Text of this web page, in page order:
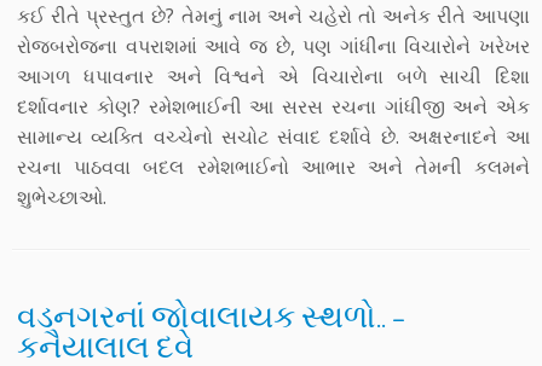
કઈ રીતે પ્રસ્તુત છે? તેમનું નામ અને ચહેરો તો અનેક રીતે આપણા
રોજબરોજના વપરાશમાં આવે જ છે, પણ ગાંધીના વિચારોને ખરેખર
આગળ ધપાવનાર અને વિશ્વને એ વિચારોના બળે સાચી દિશા
દર્શાવનાર કોણ? રમેશભાઈની આ સરસ રચના ગાંધીજી અને એક
સામાન્ય વ્યક્તિ વચ્ચેનો સચોટ સંવાદ દર્શાવે છે. અક્ષરનાદને આ
રચના પાઠવવા બદલ રમેશભાઈનો આભાર અને તેમની કલમને
શુભેચ્છાઓ.
વડનગરનાં જોવાલાયક સ્થળો.. –
કનૈયાલાલ દવે